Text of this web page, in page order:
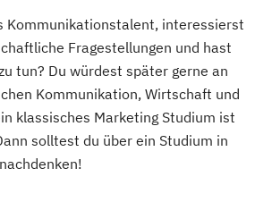
Kommunikationstalent, interessierst
Fragestellungen und hast
tun? Du würdest später gerne an
Kommunikation, Wirtschaft und
klassisches Marketing Studium ist
solltest du über ein Studium in